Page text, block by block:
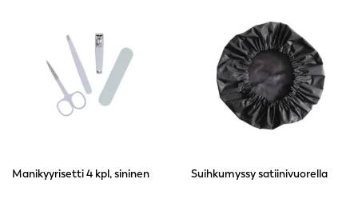
Manikyyrisetti 4 kpl, sininen Suihkumyssy satiinivuorella